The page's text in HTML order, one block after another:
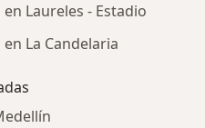
Laureles - Estadio
La Candelaria